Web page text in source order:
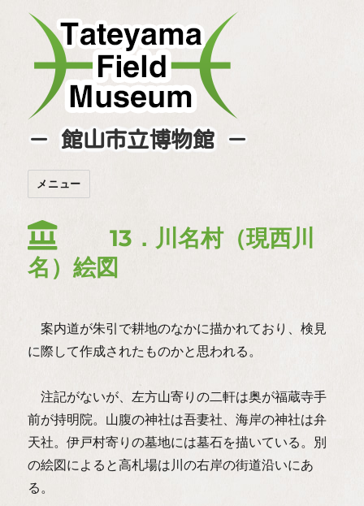
－ 館山市立博物館 －
メニュー
13．川名村（現西川
名）絵図
案内道が朱引で耕地のなかに描かれており、検見
に際して作成されたものかと思われる。
注記がないが、左方山寄りの二軒は奥が福蔵寺手
前が持明院。山腹の神社は吾妻社、海岸の神社は弁
天社。伊戸村寄りの墓地には墓石を描いている。別
の絵図によると高札場は川の右岸の街道沿いにあ
る。